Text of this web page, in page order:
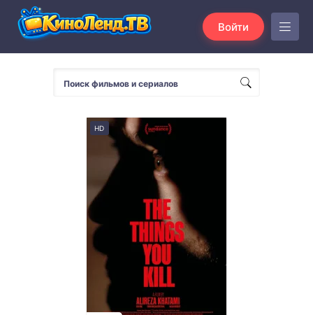
Войти
HD